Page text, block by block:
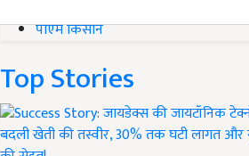
पीएम किसान
Top Stories